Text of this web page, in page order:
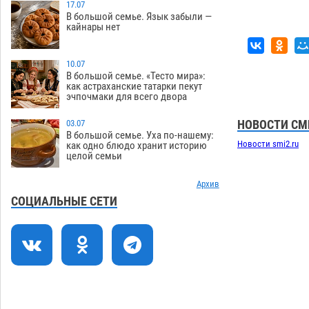
Астрахани осудили выходку молодого
лихача с улицы Никольской
18:00
Завтра астраханцы проведут день в
режиме экстремальной температурной
нагрузки
07.08 690
угрожает плодородию Харабалинского
района
07.08 537
16:24
Игорь Редькин проинспектировал
астраханского земельного массива
15:28
Тяга к сверхскоростям обошлась
астраханской логистической
компании в 400 тысяч рублей
17.07
В большой семье. Язык забыли —
кайнары нет
10.07
В большой семье. «Тесто мира»:
как астраханские татарки пекут
эчпочмаки для всего двора
03.07
В большой семье. Уха по-нашему:
как одно блюдо хранит историю
целой семьи
Архив
СОЦИАЛЬНЫЕ СЕТИ
НОВОСТИ
Новости smi2.ru